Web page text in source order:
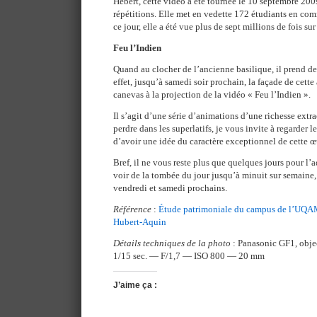
répétitions. Elle met en vedette 172 étudiants en
ce jour, elle a été vue plus de sept millions de fois sur
Feu l’Indien
Quand au clocher de l’ancienne basilique, il prend
effet, jusqu’à samedi soir prochain, la façade de
canevas à la projection de la vidéo « Feu l’Indien ».
Il s’agit d’une série d’animations d’une richesse
perdre dans les superlatifs, je vous invite à regarder
d’avoir une idée du caractère exceptionnel de cette
Bref, il ne vous reste plus que quelques jours pour
voir de la tombée du jour jusqu’à minuit sur
vendredi et samedi prochains.
Référence : Étude patrimoniale du campus de
Hubert-Aquin
Détails techniques de la photo : Panasonic GF1,
1/15 sec. — F/1,7 — ISO 800 — 20 mm
J’aime ça :